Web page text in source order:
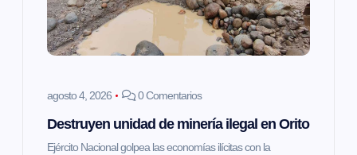
agosto 4, 2026 0 Comentarios
Destruyen unidad de minería ilegal en Orito
Ejército Nacional golpea las economías ilícitas con la